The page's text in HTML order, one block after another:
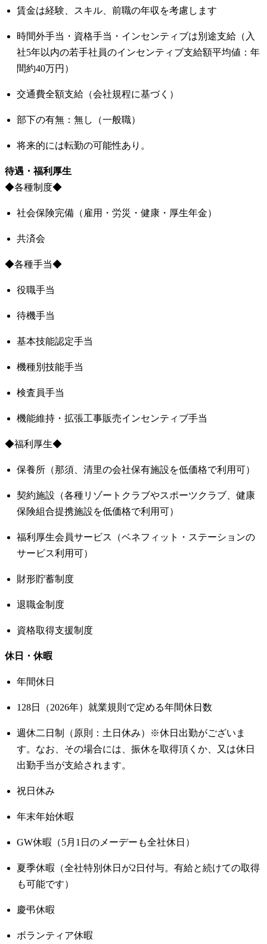
賃金は経験、スキル、前職の年収を考慮します
時間外手当・資格手当・インセンティブは別途支給（入
社5年以内の若手社員のインセンティブ支給額平均値：年
間約40万円）
交通費全額支給（会社規程に基づく）
部下の有無：無し（一般職）
将来的には転勤の可能性あり。
待遇・福利厚生
◆各種制度◆
社会保険完備（雇用・労災・健康・厚生年金）
共済会
◆各種手当◆
役職手当
待機手当
基本技能認定手当
機種別技能手当
検査員手当
機能維持・拡張工事販売インセンティブ手当
◆福利厚生◆
保養所（那須、清里の会社保有施設を低価格で利用可）
契約施設（各種リゾートクラブやスポーツクラブ、健康
保険組合提携施設を低価格で利用可）
福利厚生会員サービス（ベネフィット・ステーションの
サービス利用可）
財形貯蓄制度
退職金制度
資格取得支援制度
休日・休暇
年間休日
128日（2026年）就業規則で定める年間休日数
週休二日制（原則：土日休み）※休日出勤がございま
す。なお、その場合には、振休を取得頂くか、又は休日
出勤手当が支給されます。
祝日休み
年末年始休暇
GW休暇（5月1日のメーデーも全社休日）
夏季休暇（全社特別休日が2日付与。有給と続けての取得
も可能です）
慶弔休暇
ボランティア休暇